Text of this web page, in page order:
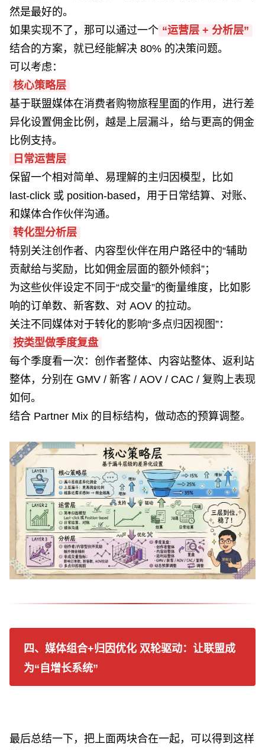
然是最好的。
如果实现不了，那可以通过一个 “运营层 + 分析层”
结合的方案，就已经能解决 80% 的决策问题。
可以考虑：
核心策略层
基于联盟媒体在消费者购物旅程里面的作用，进行差
异化设置佣金比例，越是上层漏斗，给与更高的佣金
比例支持。
日常运营层
保留一个相对简单、易理解的主归因模型，比如
last-click 或 position-based，用于日常结算、对账、
和媒体合作伙伴沟通。
转化型分析层
特别关注创作者、内容型伙伴在用户路径中的“辅助
贡献给与奖励，比如佣金层面的额外倾斜”；
为这些伙伴设定不同于“成交量”的衡量维度，比如影
响的订单数、新客数、对 AOV 的拉动。
关注不同媒体对于转化的影响“多点归因视图”：
按类型做季度复盘
每个季度看一次：创作者整体、内容站整体、返利站
整体，分别在 GMV / 新客 / AOV / CAC / 复购上表现
如何。
结合 Partner Mix 的目标结构，做动态的预算调整。
四、媒体组合+归因优化 双轮驱动：让联盟成
为“自增长系统”
最后总结一下，把上面两块合在一起，可以得到这样